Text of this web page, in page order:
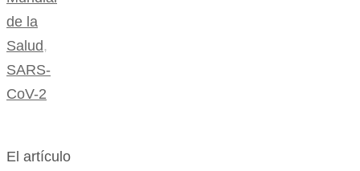
de la
Salud,
SARS-
CoV-2
El artículo